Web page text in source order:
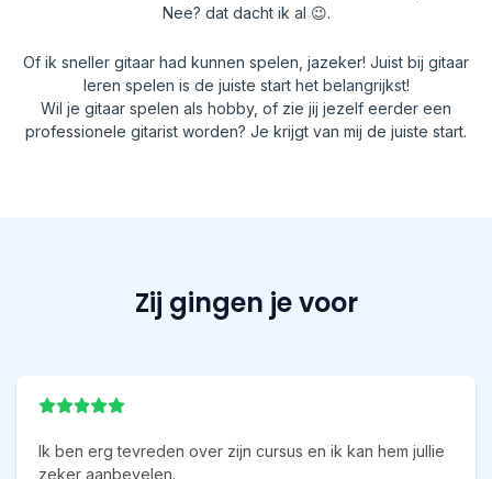
Nee? dat dacht ik al 😉.
Of ik sneller gitaar had kunnen spelen, jazeker! Juist bij gitaar
leren spelen is de juiste start het belangrijkst!
Wil je gitaar spelen als hobby, of zie jij jezelf eerder een
professionele gitarist worden? Je krijgt van mij de juiste start.
Zij gingen je voor
Ik ben erg tevreden over zijn cursus en ik kan hem jullie
zeker aanbevelen.